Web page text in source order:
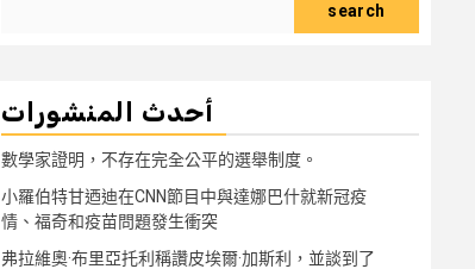
search
أحدث المنشورات
數學家證明，不存在完全公平的選舉制度。
小羅伯特甘迺迪在CNN節目中與達娜巴什就新冠疫
情、福奇和疫苗問題發生衝突
弗拉維奧·布里亞托利稱讚皮埃爾·加斯利，並談到了